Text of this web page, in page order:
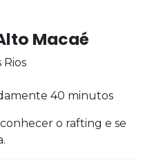
Macaé
40 minutos
o rafting e se